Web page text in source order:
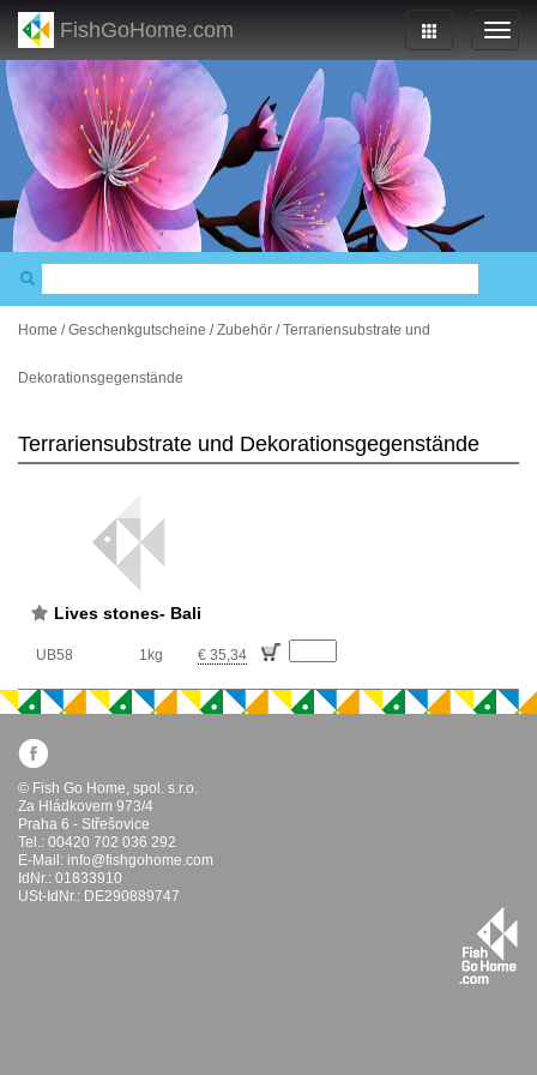
FishGoHome.com
Home /Geschenkgutscheine /Zubehör /Terrariensubstrate und
Dekorationsgegenstände
Terrariensubstrate und Dekorationsgegenstände
Lives stones- Bali
UB58 1kg € 35,34
© Fish Go Home, spol. s.r.o.
Za Hládkovem 973/4
Praha 6 - Střešovice
Tel.: 00420 702 036 292
E-Mail: info@fishgohome.com
IdNr.: 01833910
USt-IdNr.: DE290889747